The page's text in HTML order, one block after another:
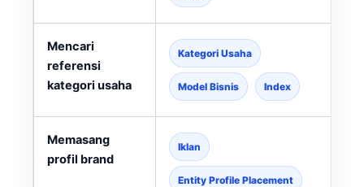
Mencari
referensi
kategori usaha
Kategori Usaha
Model Bisnis Index
Memasang
profil brand
Iklan
Entity Profile Placement